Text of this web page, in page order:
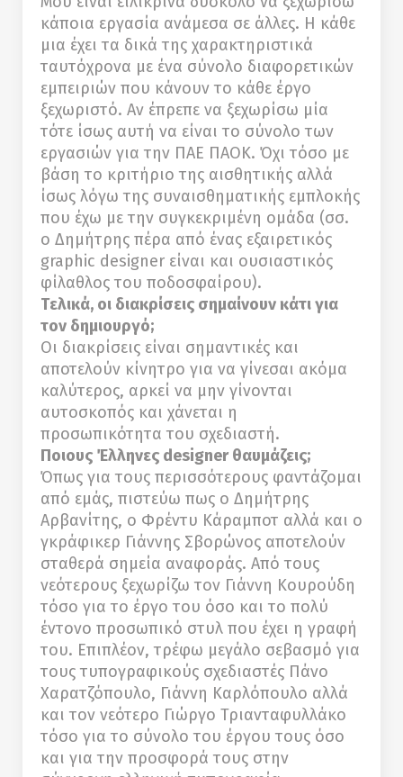
κάποια εργασία ανάμεσα σε άλλες. Η κάθε
μια έχει τα δικά της χαρακτηριστικά
ταυτόχρονα με ένα σύνολο διαφορετικών
εμπειριών που κάνουν το κάθε έργο
ξεχωριστό. Αν έπρεπε να ξεχωρίσω μία
τότε ίσως αυτή να είναι το σύνολο των
εργασιών για την ΠΑΕ ΠΑΟΚ. Όχι τόσο με
βάση το κριτήριο της αισθητικής αλλά
ίσως λόγω της συναισθηματικής εμπλοκής
που έχω με την συγκεκριμένη ομάδα (σσ.
ο Δημήτρης πέρα από ένας εξαιρετικός
graphic designer είναι και ουσιαστικός
φίλαθλος του ποδοσφαίρου).
Tελικά, οι διακρίσεις σημαίνουν κάτι για
τον δημιουργό;
Οι διακρίσεις είναι σημαντικές και
αποτελούν κίνητρο για να γίνεσαι ακόμα
καλύτερος, αρκεί να μην γίνονται
αυτοσκοπός και χάνεται η
προσωπικότητα του σχεδιαστή.
Ποιους Έλληνες designer θαυμάζεις;
Όπως για τους περισσότερους φαντάζομαι
από εμάς, πιστεύω πως ο Δημήτρης
Αρβανίτης, ο Φρέντυ Κάραμποτ αλλά και ο
γκράφικερ Γιάννης Σβορώνος αποτελούν
σταθερά σημεία αναφοράς. Από τους
νεότερους ξεχωρίζω τον Γιάννη Κουρούδη
τόσο για το έργο του όσο και το πολύ
έντονο προσωπικό στυλ που έχει η γραφή
του. Επιπλέον, τρέφω μεγάλο σεβασμό για
τους τυπογραφικούς σχεδιαστές Πάνο
Χαρατζόπουλο, Γιάννη Καρλόπουλο αλλά
και τον νεότερο Γιώργο Τριανταφυλλάκο
τόσο για το σύνολο του έργου τους όσο
και για την προσφορά τους στην